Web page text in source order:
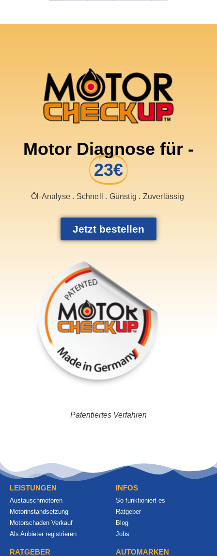
Motor Diagnose für -
23€
Öl-Analyse . Schnell . Günstig . Zuverlässig
Jetzt bestellen
Patentiertes Verfahren
LEISTUNGEN
Austauschmotoren
Motorinstandsetzung
Motorschaden Verkauf
Als Anbieter registrieren
INFOS
So funktioniert es
Ratgeber
Blog
Jobs
RATGEBER AUTOMARKEN